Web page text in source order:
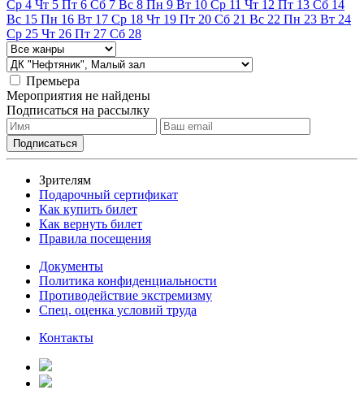
Ср 4 Чт 5 Пт 6 Сб 7 Вс 8 Пн 9 Вт 10 Ср 11 Чт 12 Пт 13 Сб 14
Вс 15 Пн 16 Вт 17 Ср 18 Чт 19 Пт 20 Сб 21 Вс 22 Пн 23 Вт 24
Ср 25 Чт 26 Пт 27 Сб 28
Премьера
Мероприятия не найдены
Подписаться на рассылку
Зрителям
Подарочный сертификат
Как купить билет
Как вернуть билет
Правила посещения
Документы
Политика конфиденциальности
Противодействие экстремизму
Спец. оценка условий труда
Контакты